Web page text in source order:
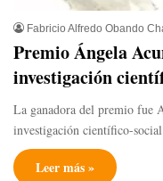
Fabricio Alfredo Obando
Premio Ángela
investigación
La ganadora del premio fue
investigación científico-
Leer más »